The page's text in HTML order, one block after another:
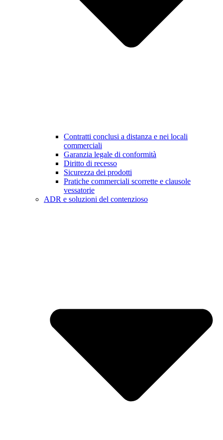
Contratti conclusi a distanza e nei locali
commerciali
Garanzia legale di conformità
Diritto di recesso
Sicurezza dei prodotti
Pratiche commerciali scorrette e clausole
vessatorie
ADR e soluzioni del contenzioso